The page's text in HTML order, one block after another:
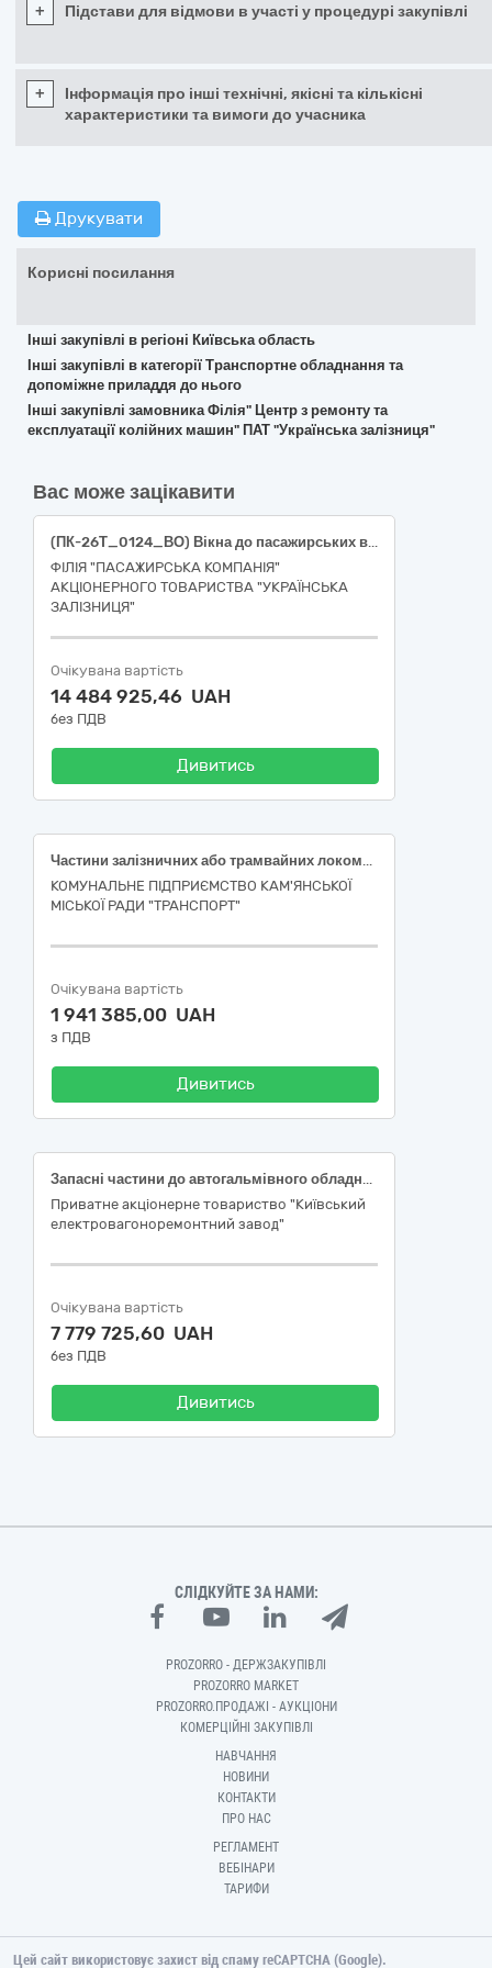
+ Підстави для відмови в участі у процедурі закупівлі
+
Інформація про інші технічні, якісні та кількісні
характеристики та вимоги до учасника
Друкувати
Корисні посилання
Інші закупівлі в регіоні Київська область
Інші закупівлі в категорії Транспортне обладнання та
допоміжне приладдя до нього
Інші закупівлі замовника Філія" Центр з ремонту та
експлуатації колійних машин" ПАТ "Українська залізниця"
Вас може зацікавити
(ПК-26Т_0124_ВО) Вікна до пасажирських вагонів
ФІЛІЯ "ПАСАЖИРСЬКА КОМПАНІЯ"
АКЦІОНЕРНОГО ТОВАРИСТВА "УКРАЇНСЬКА
ЗАЛІЗНИЦЯ"
Очікувана вартість
14 484 925,46 UAH
без ПДВ
Дивитись
Частини залізничних або трамвайних локомотивів чи рейкового рухомого складу; обладнання для контролю залізничного руху (за ДК 021:2015 код 34630000-2 Частини залізничних або трамвайних локомотивів чи рейкового рухомого складу; обладнання для контролю залізничного руху)
КОМУНАЛЬНЕ ПІДПРИЄМСТВО КАМ'ЯНСЬКОЇ
МІСЬКОЇ РАДИ "ТРАНСПОРТ"
Очікувана вартість
1 941 385,00 UAH
з ПДВ
Дивитись
Запасні частини до автогальмівного обладнання
Приватне акціонерне товариство "Київський
електровагоноремонтний завод"
Очікувана вартість
7 779 725,60 UAH
без ПДВ
Дивитись
СЛІДКУЙТЕ ЗА НАМИ:
PROZORRO - ДЕРЖЗАКУПІВЛІ
PROZORRO MARKET
PROZORRO.ПРОДАЖІ - АУКЦІОНИ
КОМЕРЦІЙНІ ЗАКУПІВЛІ
НАВЧАННЯ
НОВИНИ
КОНТАКТИ
ПРО НАС
РЕГЛАМЕНТ
ВЕБІНАРИ
ТАРИФИ
Цей сайт використовує захист від спаму reCAPTCHA (Google).